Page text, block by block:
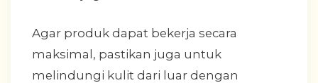
Agar produk dapat bekerja secara
maksimal, pastikan juga untuk
melindungi kulit dari luar dengan